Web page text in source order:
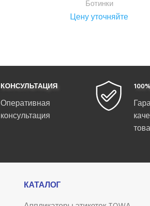
Ботинки
Цену уточняйте
КОНСУЛЬТАЦИЯ
Оперативная
консультация
КАТАЛОГ